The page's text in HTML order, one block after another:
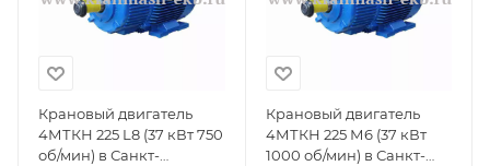
Крановый двигатель
4МТКН 225 L8 (37 кВт 750
об/мин) в Санкт-
Крановый двигатель
4МТКН 225 М6 (37 кВт
1000 об/мин) в Санкт-